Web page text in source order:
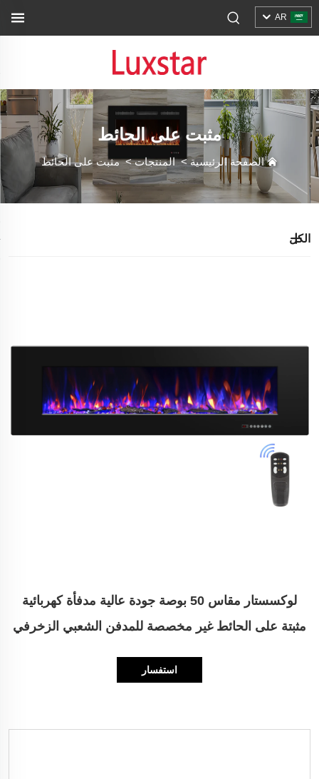
AR
مثبت على الحائط
الصفحة الرئيسية>المنتجات>مثبت على الحائط
الكل
لوكسستار مقاس 50 بوصة جودة عالية مدفأة كهربائية
مثبتة على الحائط غير مخصصة للمدفن الشعبي الزخرفي
استفسار